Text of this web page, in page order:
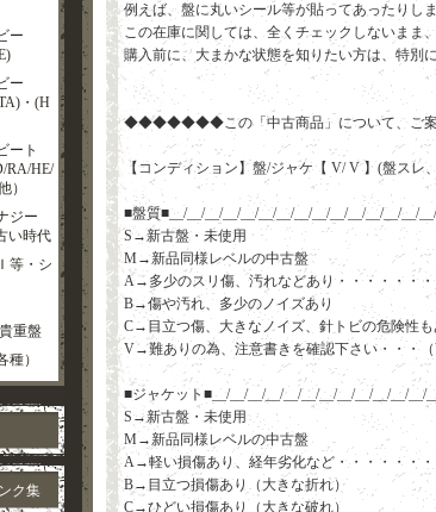
ー
ー
・(H
ート
HE/
）
ジー
い時代
等・シ
重盤
種）
ク集
例えば、盤に丸いシール等が貼ってあったりし
この在庫に関しては、全くチェックしないまま
購入前に、大まかな状態を知りたい方は、特別
◆◆◆◆◆◆◆この「中古商品」について、
【コンディション】盤/ジャケ【 V/ V 】(盤ス
■盤質■__/__/__/__/__/__/__/__/__/__/__/__/__/__/
S→新古盤・未使用
M→新品同様レベルの中古盤
A→多少のスリ傷、汚れなどあり・・・・・・・
B→傷や汚れ、多少のノイズあり
C→目立つ傷、大きなノイズ、針トビの危険性も
V→難ありの為、注意書きを確認下さい・・・（
■ジャケット■__/__/__/__/__/__/__/__/__/__/__/__/
S→新古盤・未使用
M→新品同様レベルの中古盤
A→軽い損傷あり、経年劣化など・・・・・・・
B→目立つ損傷あり（大きな折れ）
C→ひどい損傷あり（大きな破れ）